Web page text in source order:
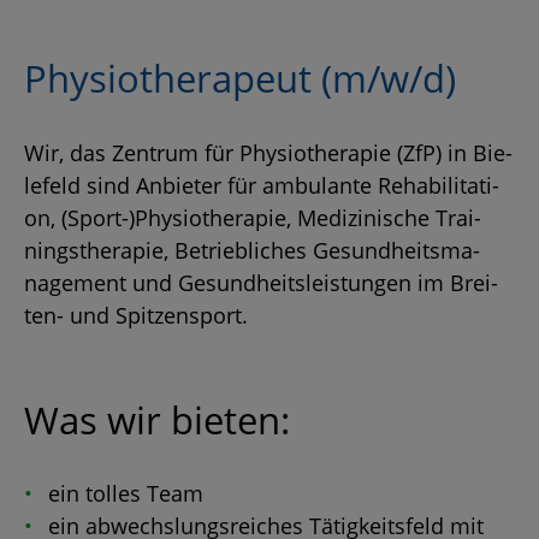
Phy­sio­the­ra­peut (m/w/d)
Wir, das Zen­trum für Phy­sio­the­ra­pie (ZfP) in Bie­
le­feld sind An­bie­ter für am­bu­lan­te Re­ha­bi­li­ta­ti­
on, (Sport-)Phy­sio­the­ra­pie, Me­di­zi­ni­sche Trai­
nings­the­ra­pie, Be­trieb­li­ches Ge­sund­heits­ma­
nage­ment und Ge­sund­heits­leis­tun­gen im Brei­
ten- und Spit­zen­sport.
Was wir bie­ten:
ein tol­les Team
ein ab­wechs­lungs­rei­ches Tä­tig­keits­feld mit